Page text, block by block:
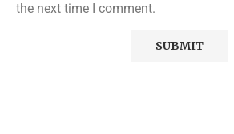
the next time I comment.